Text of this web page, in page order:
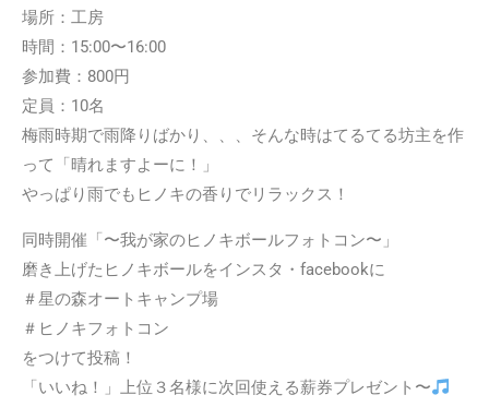
場所：工房
時間：15:00〜16:00
参加費：800円
定員：10名
梅雨時期で雨降りばかり、、、そんな時はてるてる坊主を作
って「晴れますよーに！」
やっぱり雨でもヒノキの香りでリラックス！
同時開催「〜我が家のヒノキボールフォトコン〜」
磨き上げたヒノキボールをインスタ・facebookに
＃星の森オートキャンプ場
＃ヒノキフォトコン
をつけて投稿！
「いいね！」上位３名様に次回使える薪券プレゼント〜